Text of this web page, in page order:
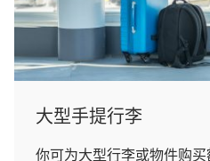
大型手提行李
你可为大型行李或物件购